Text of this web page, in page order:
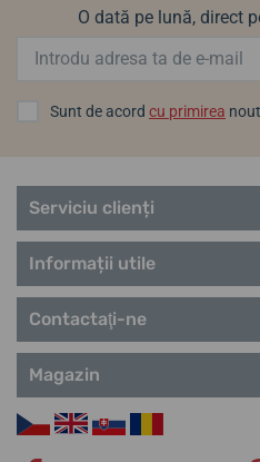
O dată pe lună, direct
Sunt de acord cu primirea
Serviciu clienți
Informații utile
Contactaţi-ne
Magazin